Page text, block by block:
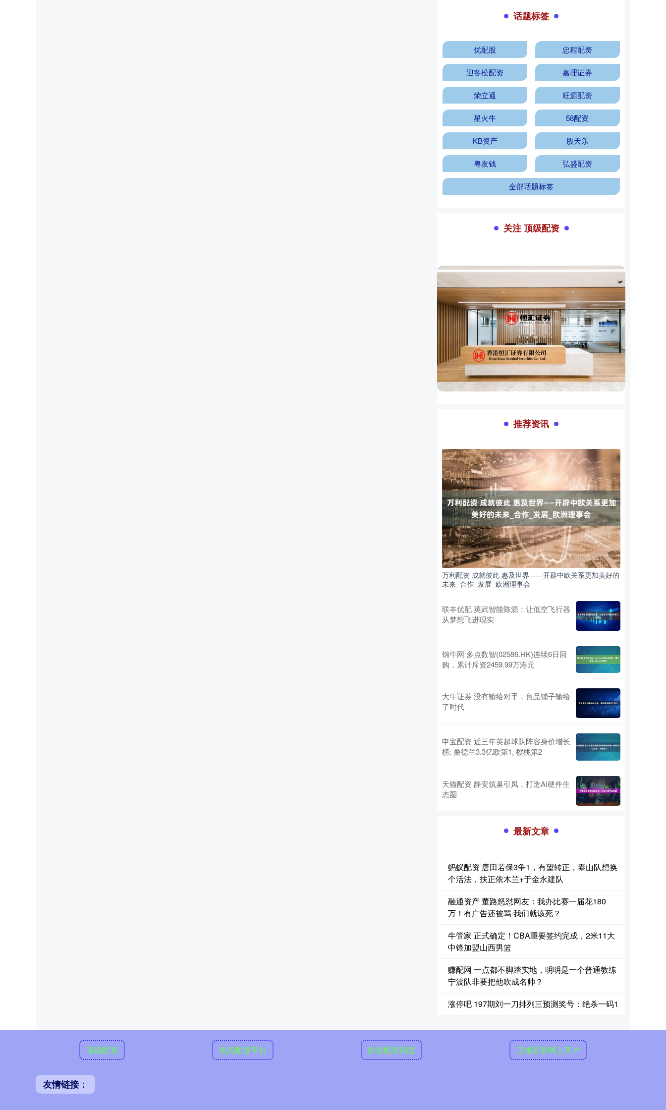
话题标签
优配股 忠程配资
迎客松配资 嘉理证券
荣立通 旺源配资
星火牛 58配资
KB资产 股天乐
粤友钱 弘盛配资
全部话题标签
关注 顶级配资
推荐资讯
万利配资 成就彼此 惠及世界——开辟中欧关系更加美好的
未来_合作_发展_欧洲理事会
联丰优配 英武智能陈源：让低空飞行器
从梦想飞进现实
锦牛网 多点数智(02586.HK)连续6日回
购，累计斥资2459.99万港元
大牛证券 没有输给对手，良品铺子输给
了时代
申宝配资 近三年英超球队阵容身价增长
榜: 桑德兰3.3亿欧第1, 樱桃第2
天猫配资 静安筑巢引凤，打造AI硬件生
态圈
最新文章
蚂蚁配资 唐田若保3争1，有望转正，泰山队想换
个活法，扶正依木兰+于金永建队
融通资产 董路怒怼网友：我办比赛一届花180
万！有广告还被骂 我们就该死？
牛管家 正式确定！CBA重要签约完成，2米11大
中锋加盟山西男篮
赚配网 一点都不脚踏实地，明明是一个普通教练
宁波队非要把他吹成名帅？
涨停吧 197期刘一刀排列三预测奖号：绝杀一码1
顶级配资 免息配资平台 炒股配资利息 正规配资网上开户
友情链接：